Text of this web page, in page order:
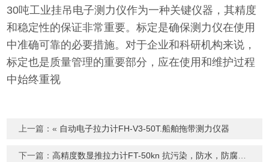
30吨工业挂吊电子测力仪作为一种关键仪器，其精度
和稳定性的保证非常重要。标定是确保测力仪在使用
中准确可靠的必要措施。对于企业和科研机构来说，
标定也是质量管理的重要部分，应在使用和维护过程
中始终重视
上一篇：« 自动电子拉力计FH-V3-50T.船舶拖带测力仪器​
下一篇：高精度数显推拉力计FT-50kn 抗污染，防水，防腐蚀